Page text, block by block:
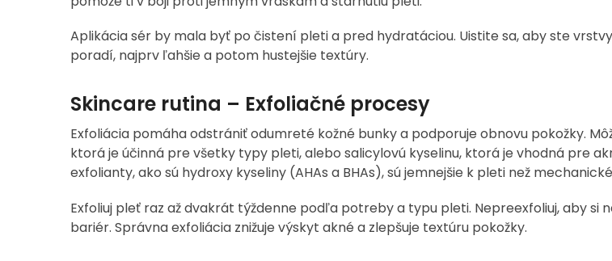
Aplikácia sér by mala byť po čistení pleti a pred hydratáciou. Uistite sa, aby ste
poradí, najprv ľahšie a potom hustejšie textúry.
Skincare rutina – Exfoliačné procesy
Exfoliácia pomáha odstrániť odumreté kožné bunky a podporuje obnovu pokožky.
ktorá je účinná pre všetky typy pleti, alebo salicylovú kyselinu, ktorá je vhodná pre
exfolianty, ako sú hydroxy kyseliny (AHAs a BHAs), sú jemnejšie k pleti než
Exfoliuj pleť raz až dvakrát týždenne podľa potreby a typu pleti. Nepreexfoliuj, aby si
bariér. Správna exfoliácia znižuje výskyt akné a zlepšuje textúru pokožky.